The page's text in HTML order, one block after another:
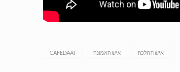
CAFEDAAT איש האמונה איש ההלכה